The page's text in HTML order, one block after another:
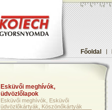
Főoldal |
Esküvői meghívók,
üdvözlőlapok
Esküvői meghívók, Esküvői
üdvözlőkártyák, Köszönőkártyák